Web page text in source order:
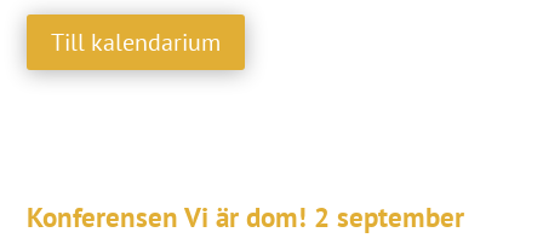
Till kalendarium
Konferensen Vi är dom! 2 september